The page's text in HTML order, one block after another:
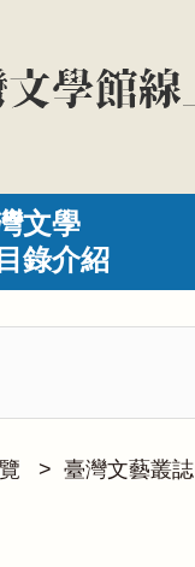
文學
錄介紹
> 臺灣文藝叢誌